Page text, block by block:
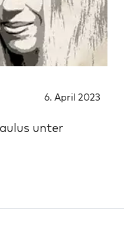
6. April 2023
unter